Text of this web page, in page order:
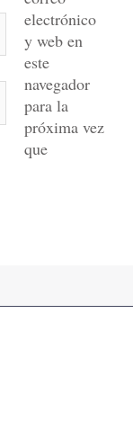
electrónico
y web en
este
navegador
para la
próxima vez
que